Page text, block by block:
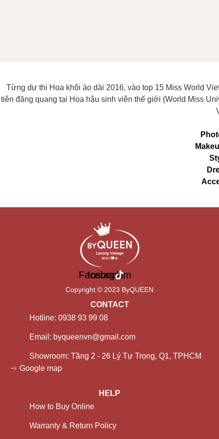
Từng dự thi Hoa khôi áo dài 2016, vào top 15 Miss World
tiên đăng quang tại Hoa hậu sinh viên thế giới (World Miss
Facebook
Instagram
Copyright © 2023 ByQUEEN
CONTACT
Hotline: 0938 93 99 08
Email: byqueenvn@gmail.com
Showroom: Tầng 2 - 26 Lý Tự Trọng, Q1, TPHCM
Google map
HELP
How to Buy Online
Warranty & Return Policy